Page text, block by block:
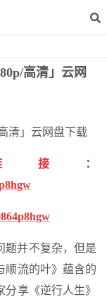
高清」云网
清」云网盘下载
接
：
题并不复杂，但是
顺流的叶》蕴含的
享《逆行人生》